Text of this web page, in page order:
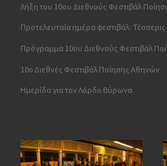
Λήξη του 10ου Διεθνούς Φεστιβάλ
Προτελευταία ημέρα φεστιβάλ:
Πρόγραμμα 10ου Διεθνούς Φεστιβάλ
10o Διεθνές Φεστιβάλ Ποίησης Αθηνών
Ημερίδα για τον Λόρδο Βύρωνα